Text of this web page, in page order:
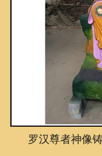
罗汉尊者神像